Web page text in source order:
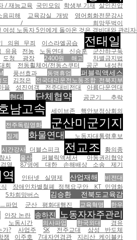
/ 재능교육 국민모임 학생부 기재 살인진압
음피해 교육감실 개방
영어회화전문강사
/ 희망뚜벅이
여성 노동자 5인에게 돌아온 것은 경비대와 관
의원 무죄 이스라엘공습 전태일
유용 전농 노동연대 신승훈
군산하구둑
도청 광장 2400원 해고
차별금지법
회 전동휠체어/전동스쿠터 공군
내성천
풍선효과 동맹휴업 퍼블릭액세스
도 김정은
전국대리운전노동조합 전북지부
을
성진여객 전주대비전대
아름다운연대
현대 단체협약 공군기 추락
남고속 세이브존
핵안보정상회의
전주독립영화 군산미군기지
징계 화물연대
노동자대통령후보
시간강사 더블스피크 전교조
황의종
사 울산 퍼블릭액세서
아동권리협약
열 87명에 대한 손해배상 소송 제기
인터넷 실명제 산업재해 비전대
장애인차별철폐 정책요구안
KT 민영화
5차희망버스 김승환 전북도교육감
파업 군산 평화대행진 교육혁명
한우
안장 논란 송하진 노동자자주관리
노동시간 의사파업 한국외대
경유
?
사업주 SK 전주교대
삼성 반도체
쟁 이주호 7대자연경관
지리산 케이블카